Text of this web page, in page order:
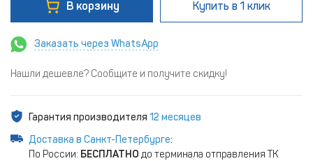
В корзину Купить в 1 клик
Заказать через WhatsApp
Нашли дешевле? Сообщите и получите скидку!
Гарантия производителя 12 месяцев
Доставка в Санкт-Петербурге:
По России: БЕСПЛАТНО до терминала отправления ТК